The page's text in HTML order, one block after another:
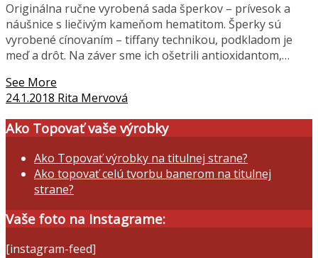
Originálna ručne vyrobená sada šperkov – prívesok a
náušnice s liečivým kameňom hematitom. Šperky sú
vyrobené cínovaním – tiffany technikou, podkladom je
meď a drôt. Na záver sme ich ošetrili antioxidantom,…
See More
24.1.2018 Rita Mervová
Ako Topovať vaše výrobky
Ako Topovať výrobky na titulnej strane?
Ako topovať celú tvorbu banerom na titulnej
strane?
Vaše foto na Instagrame:
[instagram-feed]